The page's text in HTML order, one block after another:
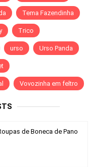
Tema Fazendinha
Trico
urso Urso Panda
Vovozinha em feltro
de Boneca de Pano